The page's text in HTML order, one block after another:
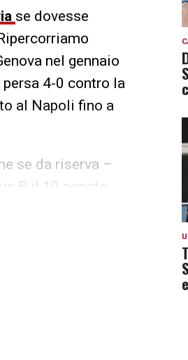
se dovesse
nel gennaio
4-0 contro la
al Napoli fino a
se da riserva –
B il 19 agosto
estate. 8